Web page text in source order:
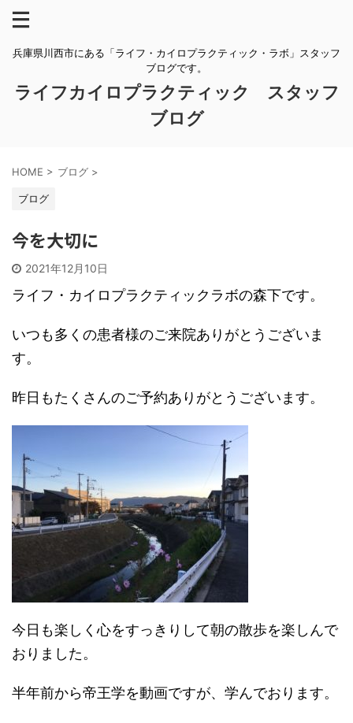
兵庫県川西市にある「ライフ・カイロプラクティック・ラボ」スタッフ
ブログです。
ライフカイロプラクティック スタッフ
ブログ
HOME > ブログ >
ブログ
今を大切に
2021年12月10日
ライフ・カイロプラクティックラボの森下です。
いつも多くの患者様のご来院ありがとうございま
す。
昨日もたくさんのご予約ありがとうございます。
今日も楽しく心をすっきりして朝の散歩を楽しんで
おりました。
半年前から帝王学を動画ですが、学んでおります。